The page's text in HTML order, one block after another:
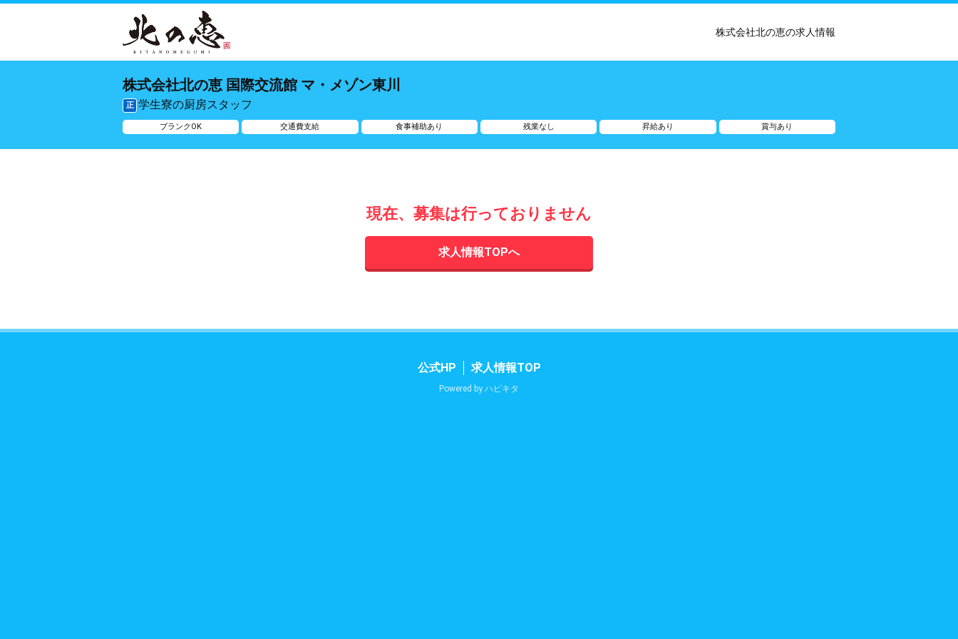
株式会社北の恵の求人情報
株式会社北の恵 国際交流館 マ・メゾン東川
正 学生寮の厨房スタッフ
ブランクOK 交通費支給 食事補助あり 残業なし 昇給あり 賞与あり
現在、募集は行っておりません
求人情報TOPへ
公式HP 求人情報TOP
Powered by ハピキタ